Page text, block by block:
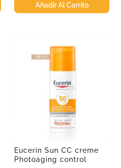
Añadir Al Carrito
Eucerin Sun CC creme
Photoaging control